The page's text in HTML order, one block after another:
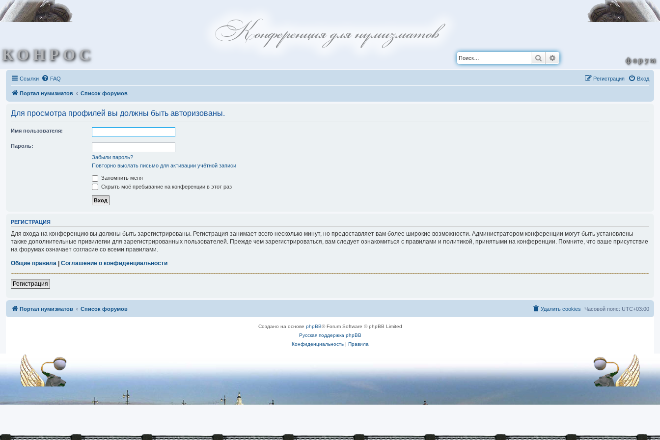
КОНРОС форум
Поиск
Ссылки FAQ Вход
Регистрация
Портал нумизматов Список форумов
Для просмотра профилей вы должны быть авторизованы.
Имя пользователя:
Пароль:
Забыли пароль?
Повторно выслать письмо для активации учётной записи
Запомнить меня
Скрыть моё пребывание на конференции в этот раз
РЕГИСТРАЦИЯ
Для входа на конференцию вы должны быть зарегистрированы. Регистрация занимает всего несколько минут, но предоставляет вам более широкие возможности. Администратором конференции могут быть установлены
также дополнительные привилегии для зарегистрированных пользователей. Прежде чем зарегистрироваться, вам следует ознакомиться с правилами и политикой, принятыми на конференции. Помните, что ваше присутствие
на форумах означает согласие со всеми правилами.
Общие правила | Соглашение о конфиденциальности
Регистрация
Портал нумизматов Список форумов Часовой пояс: UTC+03:00
Удалить cookies
Создано на основе phpBB® Forum Software © phpBB Limited
Русская поддержка phpBB
Конфиденциальность| Правила